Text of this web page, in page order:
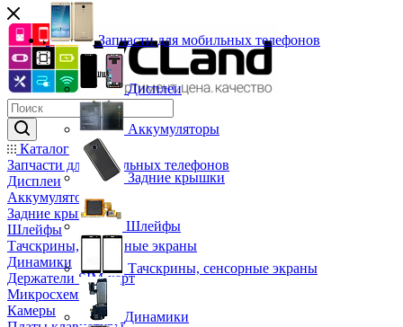
Каталог
Запчасти для мобильных телефонов
Дисплеи
Аккумуляторы
Задние крышки
Шлейфы
Тачскрины, сенсорные экраны
Динамики
Держатели SIM-карт
Микросхемы
Камеры
Запчасти для мобильных телефонов
Дисплеи
Аккумуляторы
Задние крышки
Шлейфы
Тачскрины, сенсорные экраны
Динамики